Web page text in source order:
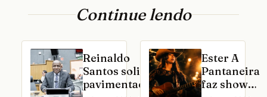
Continue lendo
Reinaldo
Santos solicita
pavimentação
Ester A
Pantaneira
faz show